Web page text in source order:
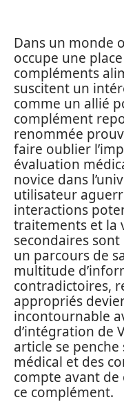
Dans un monde
occupe une
compléments
suscitent un
comme un allié
complément
renommée
faire oublier
évaluation
novice dans
utilisateur
interactions
traitements et la
secondaires
un parcours de
multitude
contradictoires,
appropriés
incontournable
d’intégration de
article se penche
médical et des
compte avant
ce complément.